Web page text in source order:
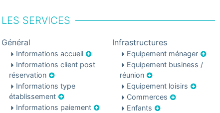
LES SERVICES
Général
Informations accueil
Informations client post
réservation
Informations type
établissement
Informations paiement
Infrastructures
Equipement ménager
Equipement business /
réunion
Equipement loisirs
Commerces
Enfants